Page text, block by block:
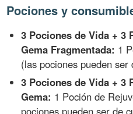
Pociones y
3 Pociones de Vida + 3
Gema Fragmentada: 1
(las pociones pueden
3 Pociones de Vida + 3
Gema: 1 Poción de
pociones pueden ser de